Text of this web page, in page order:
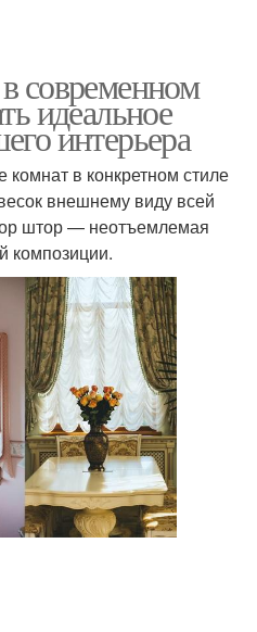
современном
идеальное
интерьера
в конкретном стиле
внешнему виду всей
штор — неотъемлемая
композиции.